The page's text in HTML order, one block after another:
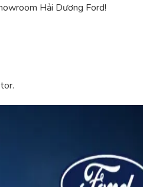
Hải Dương Ford!